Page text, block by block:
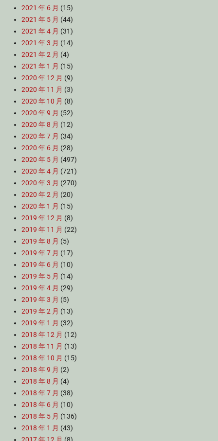
2021 年 6 月 (15)
2021 年 5 月 (44)
2021 年 4 月 (31)
2021 年 3 月 (14)
2021 年 2 月 (4)
2021 年 1 月 (15)
2020 年 12 月 (9)
2020 年 11 月 (3)
2020 年 10 月 (8)
2020 年 9 月 (52)
2020 年 8 月 (12)
2020 年 7 月 (34)
2020 年 6 月 (28)
2020 年 5 月 (497)
2020 年 4 月 (721)
2020 年 3 月 (270)
2020 年 2 月 (20)
2020 年 1 月 (15)
2019 年 12 月 (8)
2019 年 11 月 (22)
2019 年 8 月 (5)
2019 年 7 月 (17)
2019 年 6 月 (10)
2019 年 5 月 (14)
2019 年 4 月 (29)
2019 年 3 月 (5)
2019 年 2 月 (13)
2019 年 1 月 (32)
2018 年 12 月 (12)
2018 年 11 月 (13)
2018 年 10 月 (15)
2018 年 9 月 (2)
2018 年 8 月 (4)
2018 年 7 月 (38)
2018 年 6 月 (10)
2018 年 5 月 (136)
2018 年 1 月 (43)